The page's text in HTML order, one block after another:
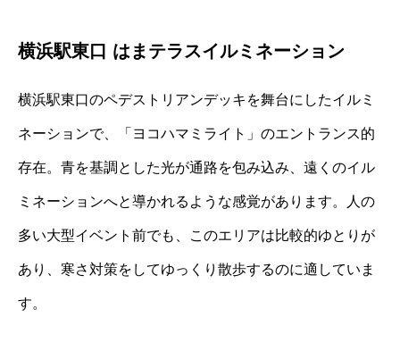
横浜駅東口 はまテラスイルミネーション
横浜駅東口のペデストリアンデッキを舞台にしたイルミ
ネーションで、「ヨコハマミライト」のエントランス的
存在。青を基調とした光が通路を包み込み、遠くのイル
ミネーションへと導かれるような感覚があります。人の
多い大型イベント前でも、このエリアは比較的ゆとりが
あり、寒さ対策をしてゆっくり散歩するのに適していま
す。